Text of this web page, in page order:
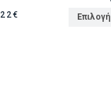
Επιλογή
22€